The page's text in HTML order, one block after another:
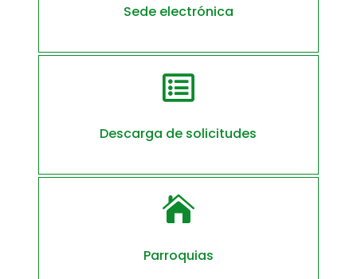
Sede electrónica

Descarga de solicitudes

Parroquias